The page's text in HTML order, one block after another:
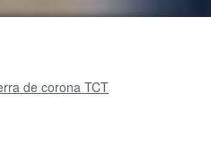
de corona TCT